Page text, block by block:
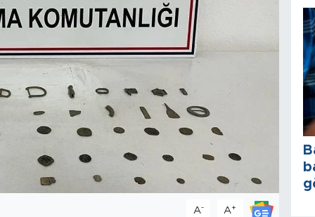
A- A+